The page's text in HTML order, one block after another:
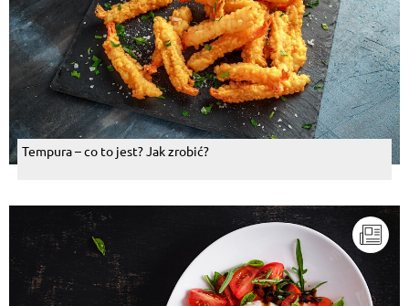
Tempura – co to jest? Jak zrobić?